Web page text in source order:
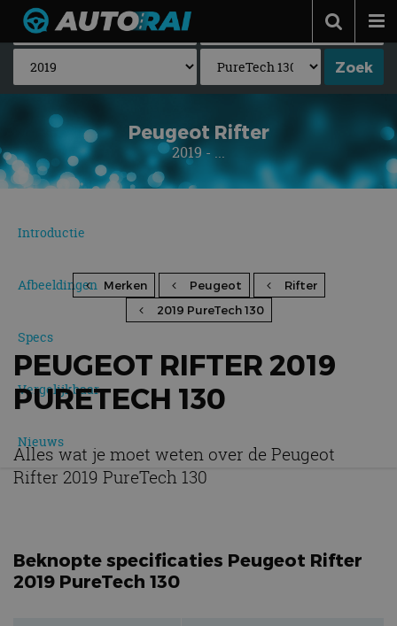
Autonieuws
Podcast
Autotests
Automerken
Adverteren
Contact
Peugeot Rifter
2019 - ...
Introductie
Afbeeldingen
Specs
Vergelijkbaar
Nieuws
Merken Peugeot
Rifter
2019 PureTech 130
PEUGEOT RIFTER 2019
PURETECH 130
Alles wat je moet weten over de Peugeot
Rifter 2019 PureTech 130
Beknopte specificaties Peugeot Rifter
2019 PureTech 130